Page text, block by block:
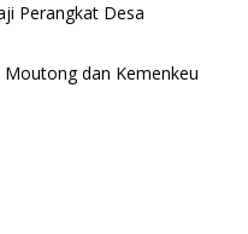
Perangkat Desa
dan Kemenkeu